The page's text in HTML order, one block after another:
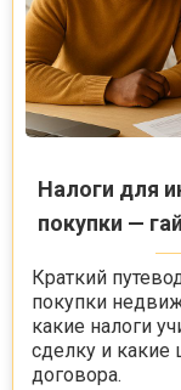
Налоги для
покупки —
Краткий
покупки
какие налоги
сделку и какие
договора.